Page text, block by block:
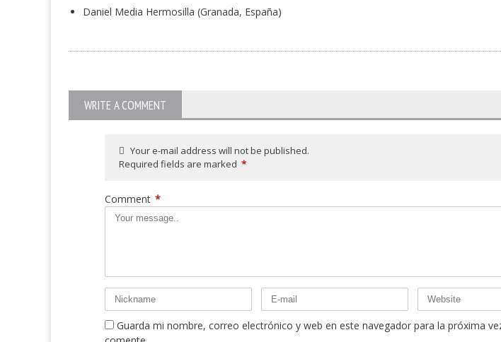
Daniel Media Hermosilla (Granada, España)
WRITE A COMMENT
Your e-mail address will not be published.
Required fields are marked *
Comment *
Guarda mi nombre, correo electrónico y web en este navegador para la próxima